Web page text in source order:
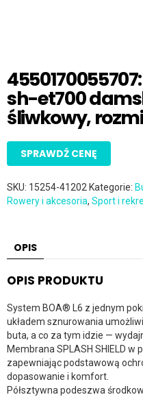
sh-et700
śliwkowy,
SPRAWDŹ CENĘ
SKU: 15254-41202 Kategorie:
Rowery i akcesoria, Sport i
OPIS
OPIS PRODUKTU
System BOA® L6 z jednym
układem sznurowania
buta, a co za tym idzie —
Membrana SPLASH SHIELD
zapewniając podstawową
dopasowanie i komfort.
Półsztywna podeszwa